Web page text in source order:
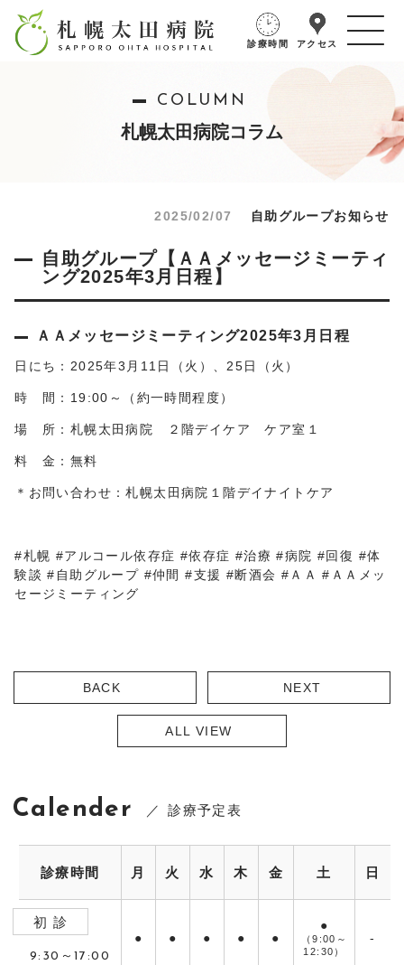
診療時間 アクセス
COLUMN
札幌太田病院コラム
2025/02/07 自助グループお知らせ
自助グループ【ＡＡメッセージミーティ
ング2025年3月日程】
ＡＡメッセージミーティング2025年3月日程
日にち：2025年3月11日（火）、25日（火）
時 間：19:00～（約一時間程度）
場 所：札幌太田病院 ２階デイケア ケア室１
料 金：無料
＊お問い合わせ：札幌太田病院１階デイナイトケア
#札幌 #アルコール依存症 #依存症 #治療 #病院 #回復 #体
験談 #自助グループ #仲間 #支援 #断酒会 #ＡＡ #ＡＡメッ
セージミーティング
BACK
ALL VIEW
NEXT
Calender 診療予定表
診療時間 月 火 水 木 金 土 日
初 診
9:30～17:00
● ● ● ● ●
●
（9:00～
12:30）
-